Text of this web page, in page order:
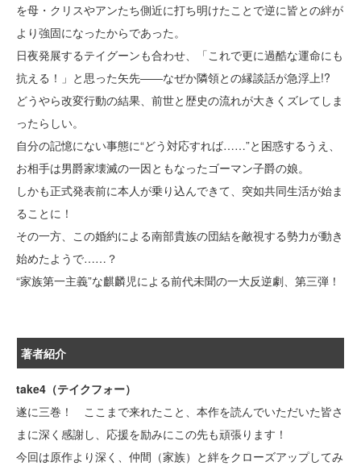
を母・クリスやアンたち側近に打ち明けたことで逆に皆との絆が
より強固になったからであった。
日夜発展するテイグーンも合わせ、「これで更に過酷な運命にも
抗える！」と思った矢先――なぜか隣領との縁談話が急浮上!?
どうやら改変行動の結果、前世と歴史の流れが大きくズレてしま
ったらしい。
自分の記憶にない事態に“どう対応すれば……”と困惑するうえ、
お相手は男爵家壊滅の一因ともなったゴーマン子爵の娘。
しかも正式発表前に本人が乗り込んできて、突如共同生活が始ま
ることに！
その一方、この婚約による南部貴族の団結を敵視する勢力が動き
始めたようで……？
“家族第一主義”な麒麟児による前代未聞の一大反逆劇、第三弾！
著者紹介
take4（テイクフォー）
遂に三巻！ ここまで来れたこと、本作を読んでいただいた皆さ
まに深く感謝し、応援を励みにこの先も頑張ります！
今回は原作より深く、仲間（家族）と絆をクローズアップしてみ